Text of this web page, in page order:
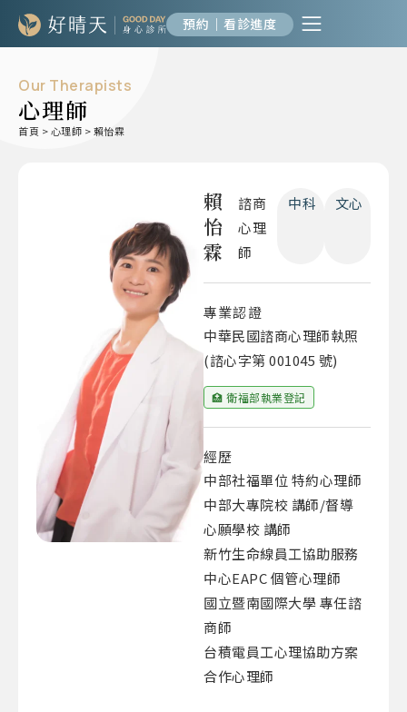
預約｜看診進度
Our Therapists
心理師
首頁 >心理師 >賴怡霖
賴
怡
霖
諮商
心理
師
中科 文心
專業認證
中華民國諮商心理師執照
(諮心字第 001045 號)
🏥 衛福部執業登記
經歷
中部社福單位 特約心理師
中部大專院校 講師/督導
心願學校 講師
新竹生命線員工協助服務
中心EAPC 個管心理師
國立暨南國際大學 專任諮
商師
台積電員工心理協助方案
合作心理師